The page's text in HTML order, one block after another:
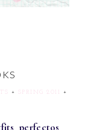
+ SPRING 2011
+
perfectos